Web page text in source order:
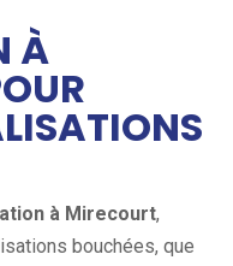
À
à Mirecourt,
bouchées, que